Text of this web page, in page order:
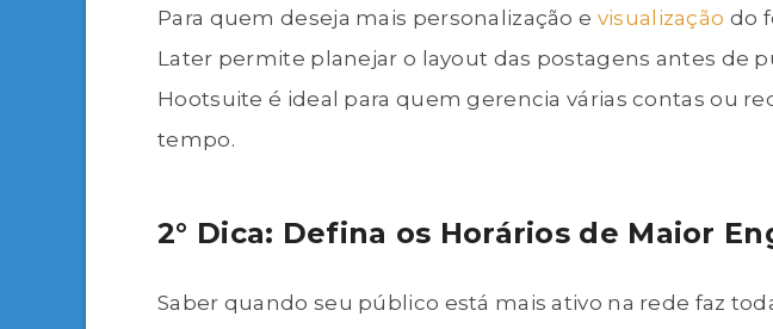
Para quem deseja mais personalização e visualização do
Later permite planejar o layout das postagens antes de
Hootsuite é ideal para quem gerencia várias contas ou
tempo.
2° Dica: Defina os Horários de Maior
Saber quando seu público está mais ativo na rede faz